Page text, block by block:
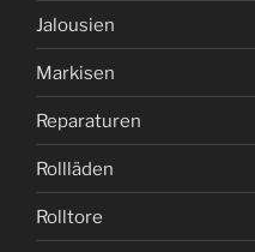
Jalousien
Markisen
Reparaturen
Rollläden
Rolltore